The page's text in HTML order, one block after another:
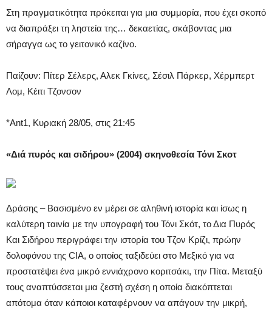
Στη πραγματικότητα πρόκειται για μια συμμορία, που έχει σκοπό
να διαπράξει τη ληστεία της… δεκαετίας, σκάβοντας μια
σήραγγα ως το γειτονικό καζίνο.
Παίζουν: Πίτερ Σέλερς, Αλεκ Γκίνες, Σέσιλ Πάρκερ, Χέρμπερτ
Λομ, Κέιτι Τζονσον
*Ant1, Κυριακή 28/05, στις 21:45
«Διά πυρός και σιδήρου» (2004) σκηνοθεσία Τόνι Σκοτ
Δράσης – Βασισμένο εν μέρει σε αληθινή ιστορία και ίσως η
καλύτερη ταινία με την υπογραφή του Τόνι Σκότ, το Δια Πυρός
Και Σιδήρου περιγράφει την ιστορία του Τζον Κρίζι, πρώην
δολοφόνου της CIA, ο οποίος ταξιδεύει στο Μεξικό για να
προστατέψει ένα μικρό εννιάχρονο κοριτσάκι, την Πίτα. Μεταξύ
τους αναπτύσσεται μια ζεστή σχέση η οποία διακόπτεται
απότομα όταν κάποιοι καταφέρνουν να απάγουν την μικρή,